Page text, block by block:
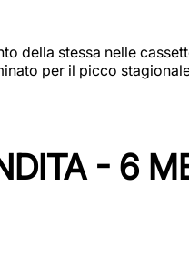
della stessa nelle
per il picco
- 6